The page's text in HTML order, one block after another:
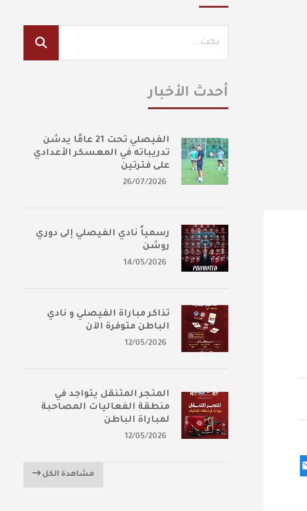
أحدث الأخبار
الفيصلي تحت 21 عامًا يدشن
تدريباته في المعسكر الأعدادي
على فترتين
26/07/2026
رسمياً نادي الفيصلي إلى دوري
روشن
14/05/2026
تذاكر مباراة الفيصلي و نادي
الباطن متوفرة الآن
12/05/2026
المتجر المتنقل يتواجد في
منطقة الفعاليات المصاحبة
لمباراة الباطن
12/05/2026
مشاهدة الكل